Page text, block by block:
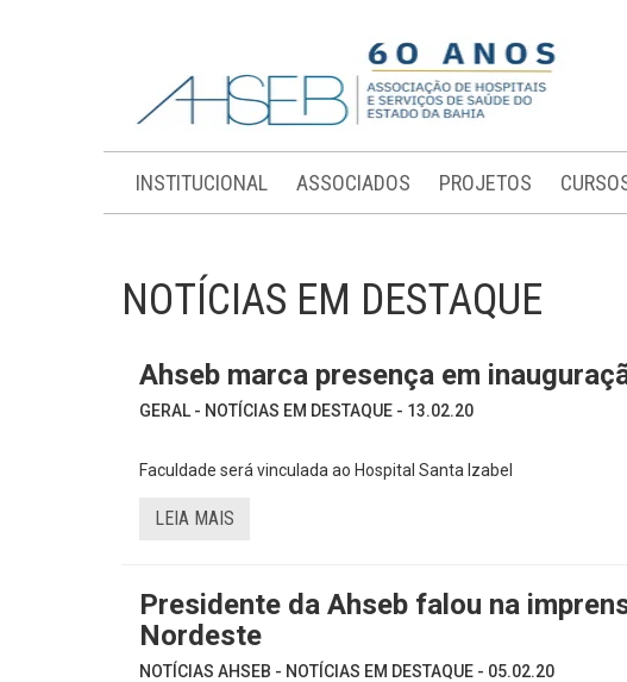
INSTITUCIONAL ASSOCIADOS PROJETOS
NOTÍCIAS EM DESTAQUE
Ahseb marca presença em
GERAL - NOTÍCIAS EM DESTAQUE - 13.02.20
Faculdade será vinculada ao Hospital Santa Izabel
LEIA MAIS
Presidente da Ahseb falou na
Nordeste
NOTÍCIAS AHSEB - NOTÍCIAS EM DESTAQUE - 05.02.20